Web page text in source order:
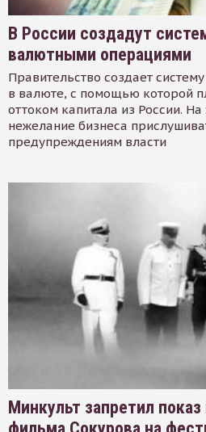
В России создадут
валютными операциями
Правительство создает
в валюте, с помощью которой
оттоком капитала из России.
нежелание бизнеса
предупреждениям власти
Минкульт запретил